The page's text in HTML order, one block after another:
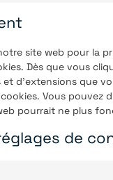
site web pour la
Dès que vous
d’extensions que
Vous pouvez
pourrait ne plus
de